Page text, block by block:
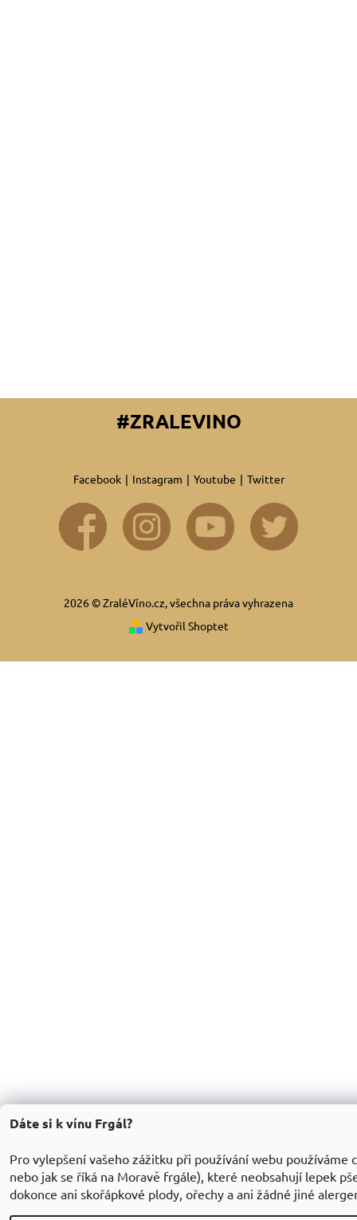
#ZRALEVINO
Facebook | Instagram | Youtube | Twitter
2026 © ZraléVíno.cz, všechna práva vyhrazena
Vytvořil Shoptet
Dáte si k vínu Frgál?
Pro vylepšení vašeho zážitku při používání webu používáme
nebo jak se říká na Moravě frgále), které neobsahují lepek
dokonce ani skořápkové plody, ořechy a ani žádné jiné